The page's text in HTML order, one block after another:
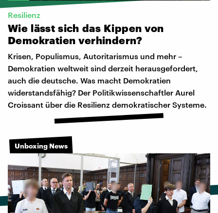
Resilienz
Wie lässt sich das Kippen von
Demokratien verhindern?
Krisen, Populismus, Autoritarismus und mehr –
Demokratien weltweit sind derzeit herausgefordert,
auch die deutsche. Was macht Demokratien
widerstandsfähig? Der Politikwissenschaftler Aurel
Croissant über die Resilienz demokratischer Systeme.
Unboxing News